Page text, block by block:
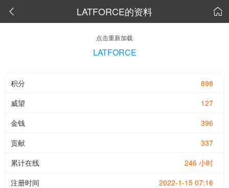
 LATFORCE的资料 
点击重新加载
LATFORCE
898
积分
127
威望
396
金钱
337
贡献
246 小时
累计在线
2022-1-15 07:16
注册时间